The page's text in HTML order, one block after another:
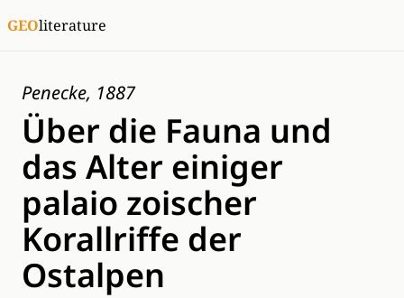
GEOliterature
Penecke, 1887
Über die Fauna und
das Alter einiger
palaio zoischer
Korallriffe der
Ostalpen